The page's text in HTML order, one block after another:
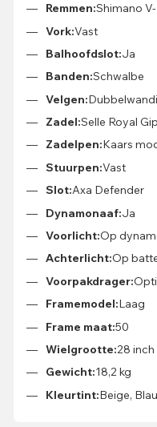
Remmen:Shimano
Vork:Vast
Balhoofdslot:Ja
Banden:Schwalbe
Velgen:
Zadel:Selle Royal
Zadelpen:Kaars
Stuurpen:Vast
Slot:Axa Defender
Dynamonaaf:Ja
Voorlicht:Op
Achterlicht:Op
Voorpakdrager:
Framemodel:Laag
Frame maat:50
Wielgrootte:28 inch
Gewicht:18,2 kg
Kleurtint:Beige,